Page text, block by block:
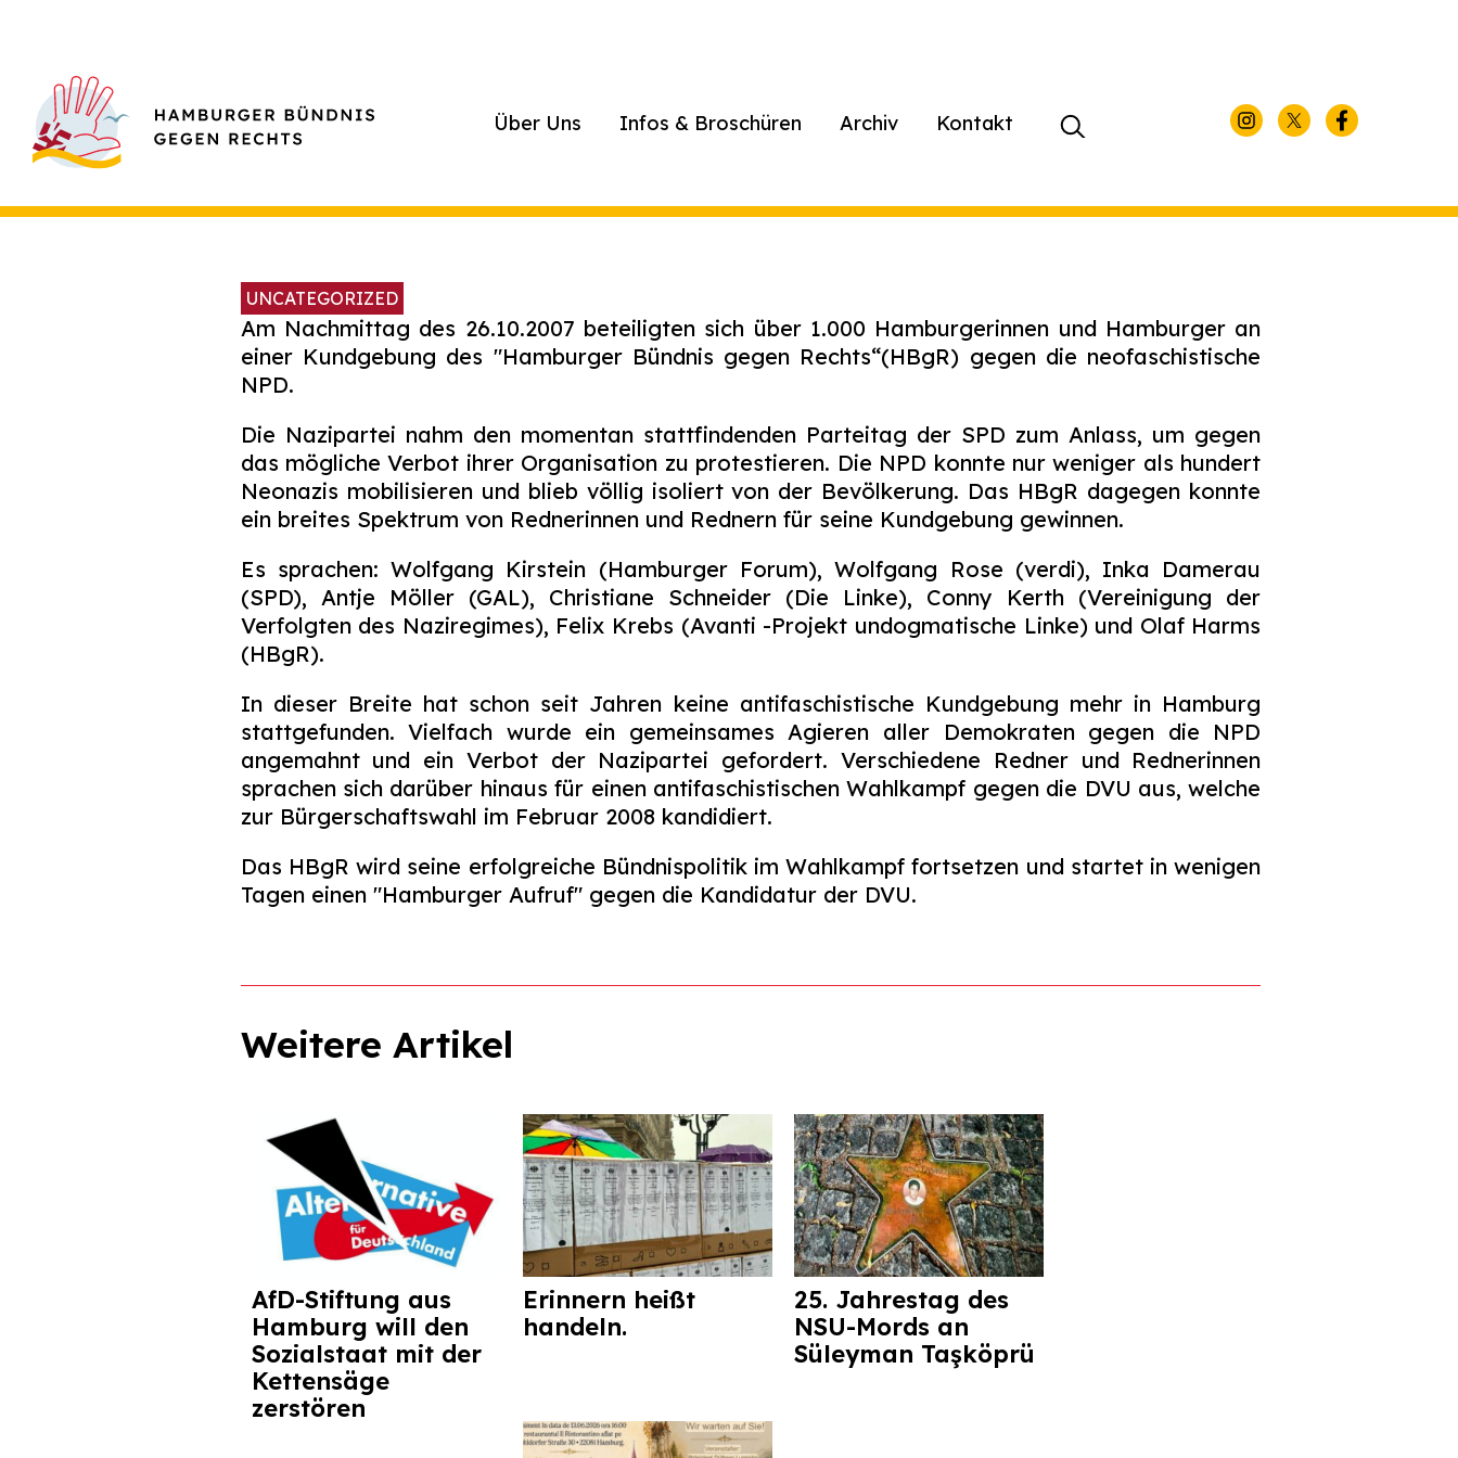
Über Uns Infos & Broschüren Archiv KontaktSuchen
UNCATEGORIZED
Am Nachmittag des 26.10.2007 beteiligten sich über 1.000 Hamburgerinnen und Hamburger an
einer Kundgebung des "Hamburger Bündnis gegen Rechts“(HBgR) gegen die neofaschistische
NPD.
Die Nazipartei nahm den momentan stattfindenden Parteitag der SPD zum Anlass, um gegen
das mögliche Verbot ihrer Organisation zu protestieren. Die NPD konnte nur weniger als hundert
Neonazis mobilisieren und blieb völlig isoliert von der Bevölkerung. Das HBgR dagegen konnte
ein breites Spektrum von Rednerinnen und Rednern für seine Kundgebung gewinnen.
Es sprachen: Wolfgang Kirstein (Hamburger Forum), Wolfgang Rose (verdi), Inka Damerau
(SPD), Antje Möller (GAL), Christiane Schneider (Die Linke), Conny Kerth (Vereinigung der
Verfolgten des Naziregimes), Felix Krebs (Avanti -Projekt undogmatische Linke) und Olaf Harms
(HBgR).
In dieser Breite hat schon seit Jahren keine antifaschistische Kundgebung mehr in Hamburg
stattgefunden. Vielfach wurde ein gemeinsames Agieren aller Demokraten gegen die NPD
angemahnt und ein Verbot der Nazipartei gefordert. Verschiedene Redner und Rednerinnen
sprachen sich darüber hinaus für einen antifaschistischen Wahlkampf gegen die DVU aus, welche
zur Bürgerschaftswahl im Februar 2008 kandidiert.
Das HBgR wird seine erfolgreiche Bündnispolitik im Wahlkampf fortsetzen und startet in wenigen
Tagen einen "Hamburger Aufruf" gegen die Kandidatur der DVU.
Weitere Artikel
AfD-Stiftung aus
Hamburg will den
Sozialstaat mit der
Kettensäge
zerstören
Erinnern heißt
handeln.
25. Jahrestag des
NSU-Mords an
Süleyman Taşköprü